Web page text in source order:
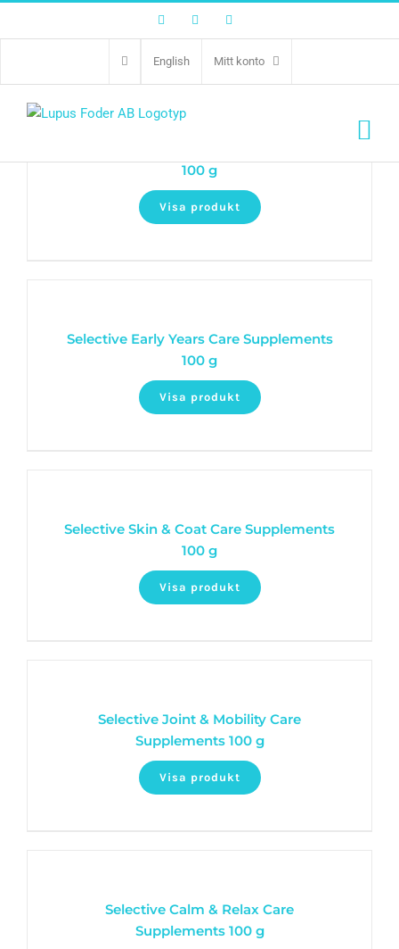
FacebookTwitter
English Mitt konto
100 g
Visa produkt
Selective Early Years Care Supplements
100 g
Visa produkt
Selective Skin & Coat Care Supplements
100 g
Visa produkt
Selective Joint & Mobility Care
Supplements 100 g
Visa produkt
Selective Calm & Relax Care
Supplements 100 g